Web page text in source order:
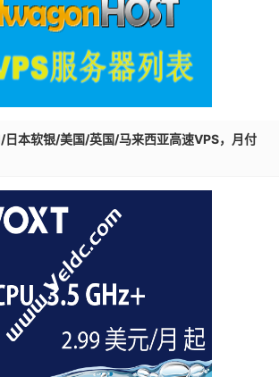
本软银/美国/英国/马来西亚高速VPS，月付